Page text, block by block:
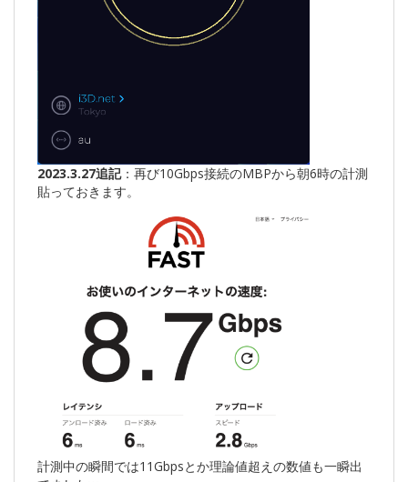
2023.3.27追記：再び10Gbps接続のMBPから朝6時の計測
貼っておきます。
計測中の瞬間では11Gbpsとか理論値超えの数値も一瞬出